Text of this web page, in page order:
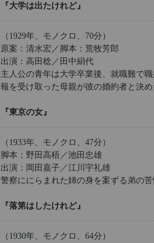
『大学は出たけれど』
（1929年、モノクロ、70分）
原案：清水宏／脚本：荒牧芳郎
出演：高田稔／田中絹代
主人公の青年は大学卒業後、就職難で
報を受け取った母親が彼の婚約者と決
『東京の女』
（1933年、モノクロ、47分）
脚本：野田高梧／池田忠雄
出演：岡田嘉子／江川宇礼雄
警察ににらまれた姉の身を案ずる弟の
『落第はしたけれど』
（1930年、モノクロ、64分）